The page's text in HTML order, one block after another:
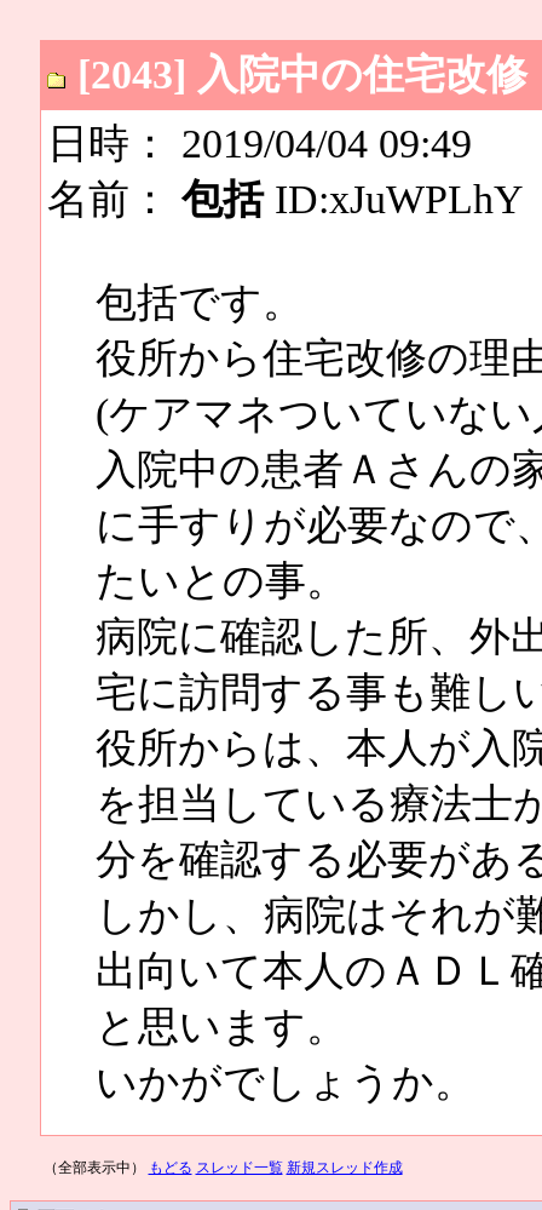
[2043] 入院中の住宅改修
日時： 2019/04/04 09:49
名前： 包括ID:xJuWPLhY
包括です。
役所から住宅改修の理
(ケアマネついていない
入院中の患者Ａさんの
に手すりが必要なので
たいとの事。
病院に確認した所、外
宅に訪問する事も難し
役所からは、本人が入
を担当している療法士
分を確認する必要があ
しかし、病院はそれが
出向いて本人のＡＤＬ
と思います。
いかがでしょうか。
（全部表示中） もどる スレッド一覧 新規スレッド作成